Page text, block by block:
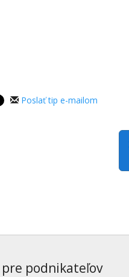
Poslať tip e-mailom
podnikateľov